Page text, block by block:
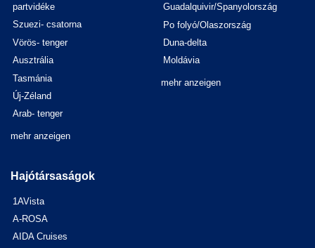
partvidéke
Szuezi- csatorna
Vörös- tenger
Ausztrália
Tasmánia
Új-Zéland
Arab- tenger
mehr anzeigen
Guadalquivir/Spanyolország
Po folyó/Olaszország
Duna-delta
Moldávia
mehr anzeigen
Hajótársaságok
1AVista
A-ROSA
AIDA Cruises